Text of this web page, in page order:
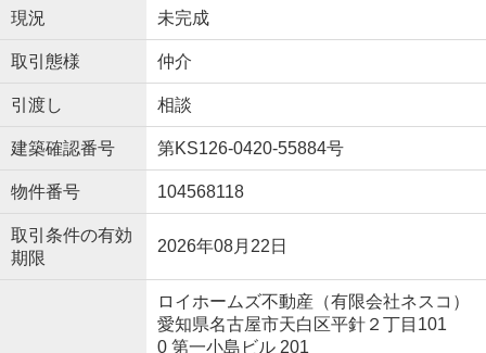
現況 未完成
取引態様 仲介
引渡し 相談
建築確認番号 第KS126-0420-55884号
物件番号 104568118
取引条件の有効
期限
2026年08月22日
ロイホームズ不動産（有限会社ネスコ）
愛知県名古屋市天白区平針２丁目101
0 第一小島ビル 201